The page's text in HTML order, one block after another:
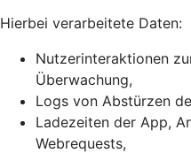
Hierbei verarbeitete Daten:
Nutzerinteraktionen
Überwachung,
Logs von Abstürzen
Ladezeiten der App,
Webrequests,